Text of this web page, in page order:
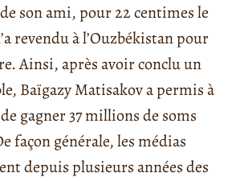
son ami, pour 22 centimes le
revendu à l’Ouzbékistan pour
Ainsi, après avoir conclu un
Baïgazy Matisakov a permis à
gagner 37 millions de soms
façon générale, les médias
depuis plusieurs années des